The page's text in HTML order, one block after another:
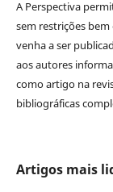
A Perspectiva
sem restrições
venha a ser
aos autores
como artigo na
bibliográficas
Artigos mais